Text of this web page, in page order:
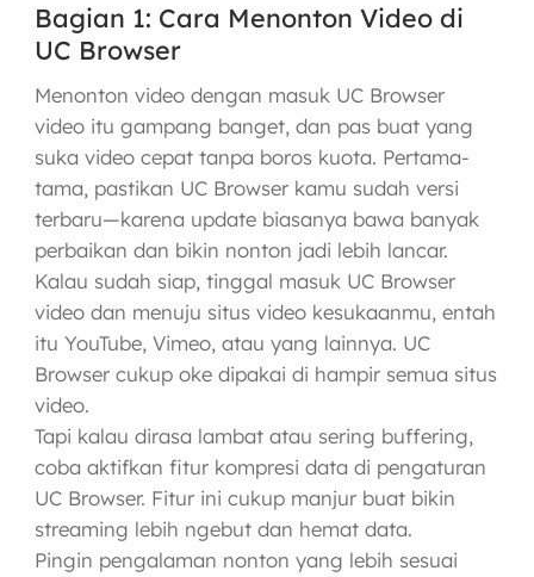
Bagian 1: Cara Menonton Video di
UC Browser
Menonton video dengan masuk UC Browser
video itu gampang banget, dan pas buat yang
suka video cepat tanpa boros kuota. Pertama-
tama, pastikan UC Browser kamu sudah versi
terbaru—karena update biasanya bawa banyak
perbaikan dan bikin nonton jadi lebih lancar.
Kalau sudah siap, tinggal masuk UC Browser
video dan menuju situs video kesukaanmu, entah
itu YouTube, Vimeo, atau yang lainnya. UC
Browser cukup oke dipakai di hampir semua situs
video.
Tapi kalau dirasa lambat atau sering buffering,
coba aktifkan fitur kompresi data di pengaturan
UC Browser. Fitur ini cukup manjur buat bikin
streaming lebih ngebut dan hemat data.
Pingin pengalaman nonton yang lebih sesuai